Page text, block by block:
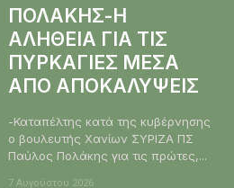
ΠΟΛΑΚΗΣ-Η
ΑΛΗΘΕΙΑ ΓΙΑ ΤΙΣ
ΠΥΡΚΑΓΙΕΣ ΜΕΣΑ
ΑΠΟ ΑΠΟΚΑΛΥΨΕΙΣ
-Καταπέλτης κατά της κυβέρνησης
ο βουλευτής Χανίων ΣΥΡΙΖΑ ΠΣ
Παύλος Πολάκης για τις πρώτες,...
7 Αυγούστου 2026